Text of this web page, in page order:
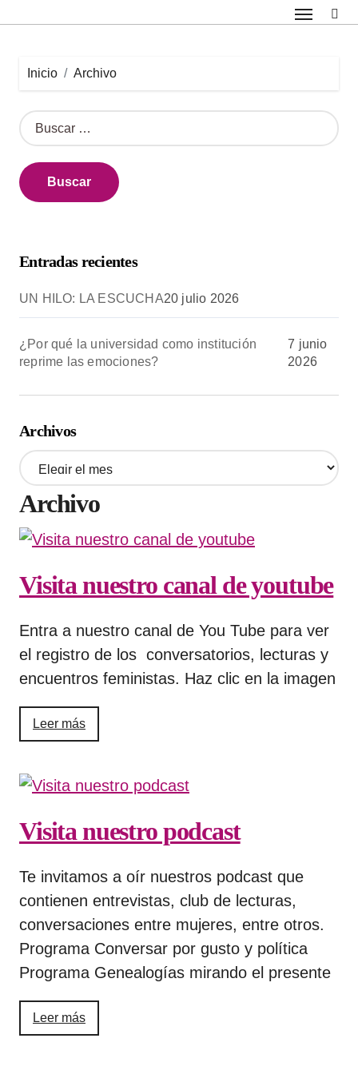
al
Inicio Archivo
B
u
c
a
Entradas recientes
UN HILO: LA ESCUCHA20 julio 2026
¿Por qué la universidad como institución
reprime las emociones?
7 junio
2026
Archivos
A
r
h
i
s
Archivo
Visita nuestro canal de youtube
Entra a nuestro canal de You Tube para ver
el registro de los conversatorios, lecturas y
encuentros feministas. Haz clic en la imagen
Leer más
Visita nuestro podcast
Te invitamos a oír nuestros podcast que
contienen entrevistas, club de lecturas,
conversaciones entre mujeres, entre otros.
Programa Conversar por gusto y política
Programa Genealogías mirando el presente
Leer más